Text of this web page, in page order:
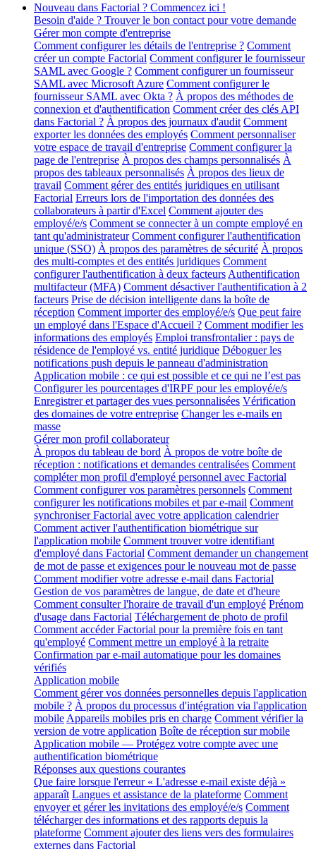
Nouveau dans Factorial ? Commencez ici !
Besoin d'aide ? Trouver le bon contact pour votre demande
Gérer mon compte d'entreprise
Comment configurer les détails de l'entreprise ? Comment
créer un compte Factorial Comment configurer le fournisseur
SAML avec Google ? Comment configurer un fournisseur
SAML avec Microsoft Azure Comment configurer le
fournisseur SAML avec Okta ? À propos des méthodes de
connexion et d'authentification Comment créer des clés API
dans Factorial ? À propos des journaux d'audit Comment
exporter les données des employés Comment personnaliser
votre espace de travail d'entreprise Comment configurer la
page de l'entreprise À propos des champs personnalisés À
propos des tableaux personnalisés À propos des lieux de
travail Comment gérer des entités juridiques en utilisant
Factorial Erreurs lors de l'importation des données des
collaborateurs à partir d'Excel Comment ajouter des
employé/e/s Comment se connecter à un compte employé en
tant qu'administrateur Comment configurer l'authentification
unique (SSO) À propos des paramètres de sécurité À propos
des multi-comptes et des entités juridiques Comment
configurer l'authentification à deux facteurs Authentification
multifacteur (MFA) Comment désactiver l'authentification à 2
facteurs Prise de décision intelligente dans la boîte de
réception Comment importer des employé/e/s Que peut faire
un employé dans l'Espace d'Accueil ? Comment modifier les
informations des employés Emploi transfrontalier : pays de
résidence de l'employé vs. entité juridique Déboguer les
notifications push depuis le panneau d'administration
Application mobile : ce qui est possible et ce qui ne l’est pas
Configurer les pourcentages d'IRPF pour les employé/e/s
Enregistrer et partager des vues personnalisées Vérification
des domaines de votre entreprise Changer les e-mails en
masse
Gérer mon profil collaborateur
À propos du tableau de bord À propos de votre boîte de
réception : notifications et demandes centralisées Comment
compléter mon profil d'employé personnel avec Factorial
Comment configurer vos paramètres personnels Comment
configurer les notifications mobiles et par e-mail Comment
synchroniser Factorial avec votre application calendrier
Comment activer l'authentification biométrique sur
l'application mobile Comment trouver votre identifiant
d'employé dans Factorial Comment demander un changement
de mot de passe et exigences pour le nouveau mot de passe
Comment modifier votre adresse e-mail dans Factorial
Gestion de vos paramètres de langue, de date et d'heure
Comment consulter l'horaire de travail d'un employé Prénom
d'usage dans Factorial Téléchargement de photo de profil
Comment accéder Factorial pour la première fois en tant
qu'employé Comment mettre un employé à la retraite
Confirmation par e-mail automatique pour les domaines
vérifiés
Application mobile
Comment gérer vos données personnelles depuis l'application
mobile ? À propos du processus d'intégration via l'application
mobile Appareils mobiles pris en charge Comment vérifier la
version de votre application Boîte de réception sur mobile
Application mobile — Protégez votre compte avec une
authentification biométrique
Réponses aux questions courantes
Que faire lorsque l'erreur « L'adresse e-mail existe déjà »
apparaît Langues et assistance de la plateforme Comment
envoyer et gérer les invitations des employé/e/s Comment
télécharger des informations et des rapports depuis la
plateforme Comment ajouter des liens vers des formulaires
externes dans Factorial